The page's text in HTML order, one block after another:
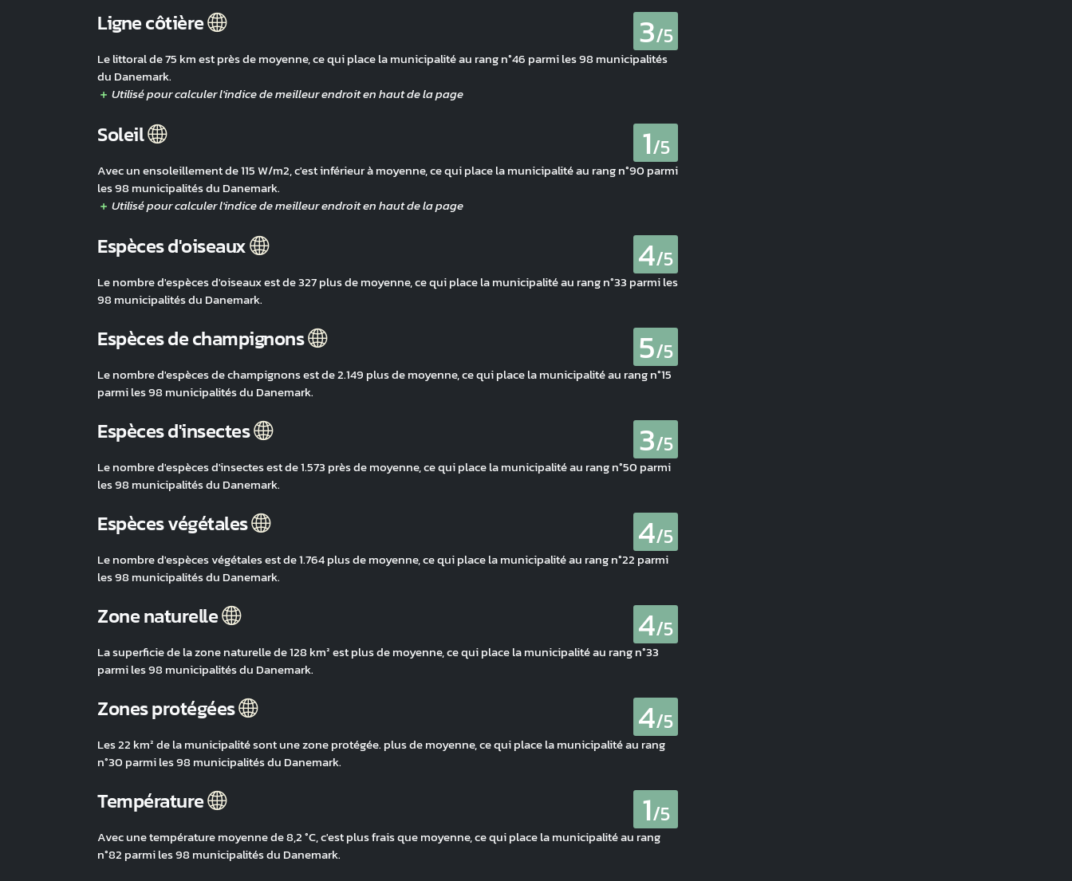
Ligne côtière 3/5
Le littoral de 75 km est près de moyenne, ce qui place la municipalité au rang n°46 parmi les 98 municipalités
du Danemark.
Soleil 1/5
Avec un ensoleillement de 115 W/m2, c'est inférieur à moyenne, ce qui place la municipalité au rang n°90 parmi
les 98 municipalités du Danemark.
Espèces d'oiseaux 4/5
Le nombre d'espèces d'oiseaux est de 327 plus de moyenne, ce qui place la municipalité au rang n°33 parmi les
98 municipalités du Danemark.
Espèces de champignons 5/5
Le nombre d'espèces de champignons est de 2.149 plus de moyenne, ce qui place la municipalité au rang n°15
parmi les 98 municipalités du Danemark.
Espèces d'insectes 3/5
Le nombre d'espèces d'insectes est de 1.573 près de moyenne, ce qui place la municipalité au rang n°50 parmi
les 98 municipalités du Danemark.
Espèces végétales 4/5
Le nombre d'espèces végétales est de 1.764 plus de moyenne, ce qui place la municipalité au rang n°22 parmi
les 98 municipalités du Danemark.
Zone naturelle 4/5
La superficie de la zone naturelle de 128 km² est plus de moyenne, ce qui place la municipalité au rang n°33
parmi les 98 municipalités du Danemark.
Zones protégées 4/5
Les 22 km² de la municipalité sont une zone protégée. plus de moyenne, ce qui place la municipalité au rang
n°30 parmi les 98 municipalités du Danemark.
Température 1/5
Avec une température moyenne de 8,2 °C, c'est plus frais que moyenne, ce qui place la municipalité au rang
n°82 parmi les 98 municipalités du Danemark.